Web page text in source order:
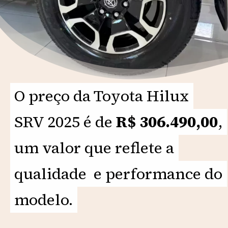
O preço da Toyota Hilux
SRV 2025 é deR$ 306.490,00,
um valor que reflete a
qualidade e performance do
modelo.
O preço da Toyota Hilux
SRV 2025 é deR$ 306.490,00,
um valor que reflete a
qualidade e performance do
modelo.